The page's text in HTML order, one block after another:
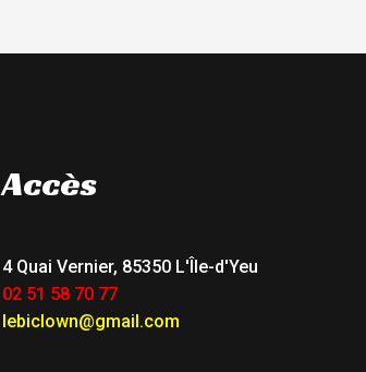
Accès
4 Quai Vernier, 85350 L'Île-d'Yeu
02 51 58 70 77
lebiclown@gmail.com